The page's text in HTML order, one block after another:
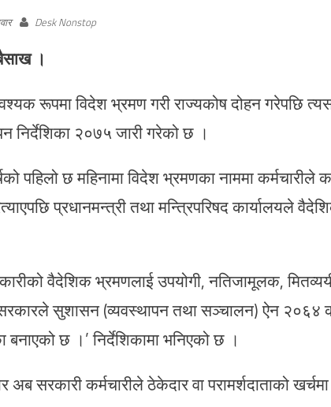
Desk Nonstop
।
रूपमा विदेश भ्रमण गरी राज्यकोष दोहन गरेपछि
निर्देशिका २०७५ जारी गरेको छ ।
पहिलो छ महिनामा विदेश भ्रमणका नाममा कर्मचारीले
प्रधानमन्त्री तथा मन्त्रिपरिषद कार्यालयले
वैदेशिक भ्रमणलाई उपयोगी, नतिजामूलक,
सुशासन (व्यवस्थापन तथा सञ्चालन) ऐन २०६४
बनाएको छ ।’ निर्देशिकामा भनिएको छ ।
अब सरकारी कर्मचारीले ठेकेदार वा परामर्शदाताको